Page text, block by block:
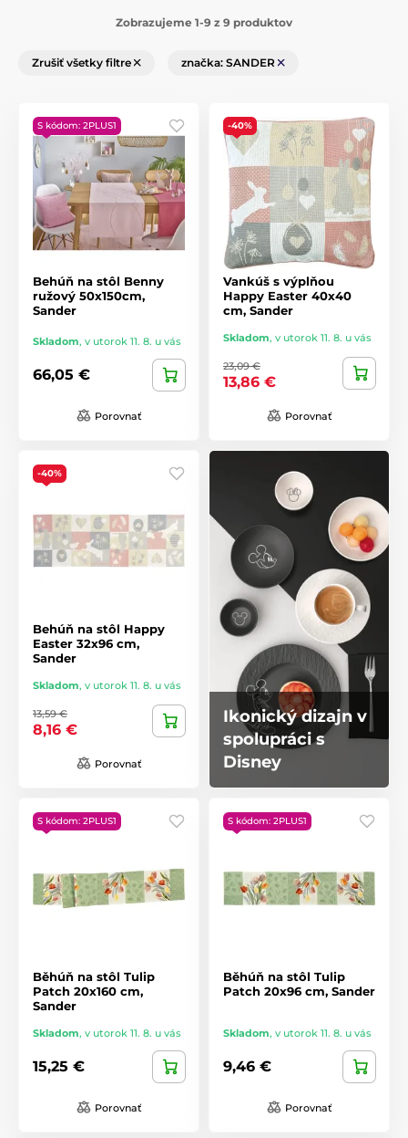
Zobrazujeme 1-9 z 9 produktov
Zrušiť všetky filtre značka: SANDER
S kódom: 2PLUS1
Behúň na stôl Benny
ružový 50x150cm,
Sander
Skladom, v utorok 11. 8. u vás
66,05 €
Porovnať
-40%
Vankúš s výplňou
Happy Easter 40x40
cm, Sander
Skladom, v utorok 11. 8. u vás
23,09 €
13,86 €
Porovnať
-40%
Behúň na stôl Happy
Easter 32x96 cm,
Sander
Skladom, v utorok 11. 8. u vás
13,59 €
8,16 €
Porovnať
Ikonický dizajn v
spolupráci s
Disney
S kódom: 2PLUS1
Běhúň na stôl Tulip
Patch 20x160 cm,
Sander
Skladom, v utorok 11. 8. u vás
15,25 €
Porovnať
S kódom: 2PLUS1
Běhúň na stôl Tulip
Patch 20x96 cm, Sander
Skladom, v utorok 11. 8. u vás
9,46 €
Porovnať